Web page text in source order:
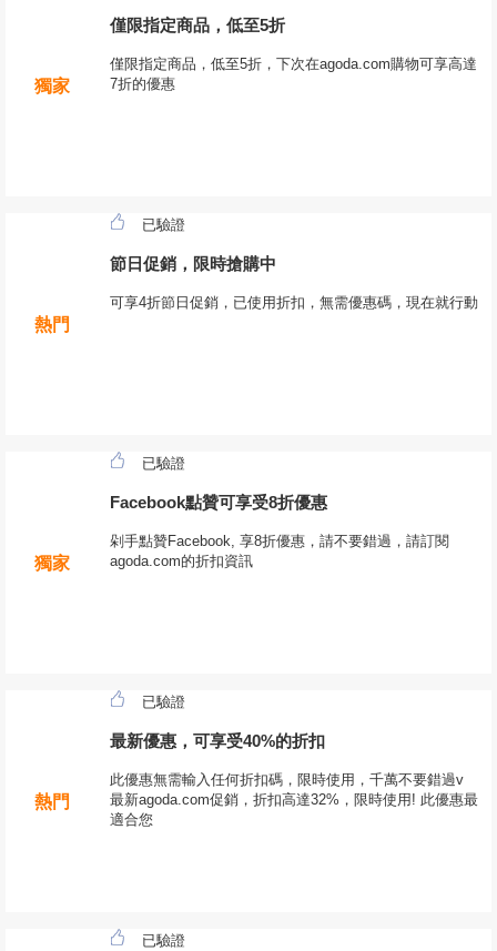
獨家
僅限指定商品，低至5折
僅限指定商品，低至5折，下次在agoda.com購物可享高達
7折的優惠
熱門
已驗證
節日促銷，限時搶購中
可享4折節日促銷，已使用折扣，無需優惠碼，現在就行動
獨家
已驗證
Facebook點贊可享受8折優惠
剁手點贊Facebook, 享8折優惠，請不要錯過，請訂閱
agoda.com的折扣資訊
熱門
已驗證
最新優惠，可享受40%的折扣
此優惠無需輸入任何折扣碼，限時使用，千萬不要錯過v
最新agoda.com促銷，折扣高達32%，限時使用! 此優惠最
適合您
已驗證